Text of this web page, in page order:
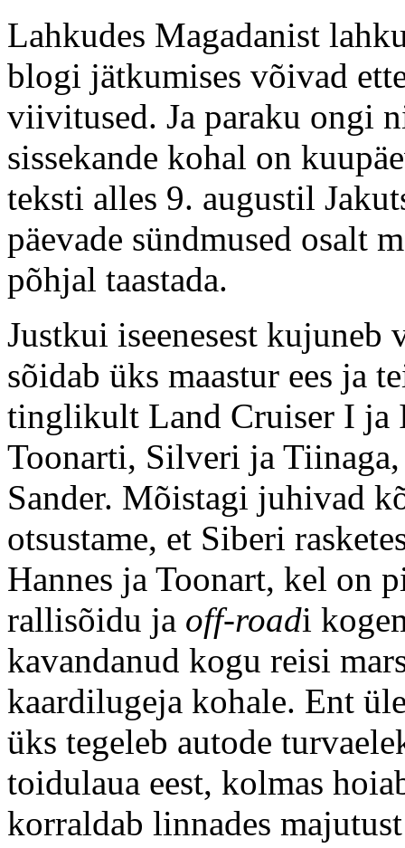
Lahkudes Magadanist
blogi jätkumises võivad
viivitused. Ja paraku ongi
sissekande kohal on
teksti alles 9. augustil
päevade sündmused osalt
põhjal taastada.
Justkui iseenesest
sõidab üks maastur ees ja
tinglikult Land Cruiser I ja
Toonarti, Silveri ja
Sander. Mõistagi juhivad
otsustame, et Siberi
Hannes ja Toonart, kel on
rallisõidu ja off-roadi
kavandanud kogu reisi
kaardilugeja kohale. Ent
üks tegeleb autode
toidulaua eest, kolmas
korraldab linnades